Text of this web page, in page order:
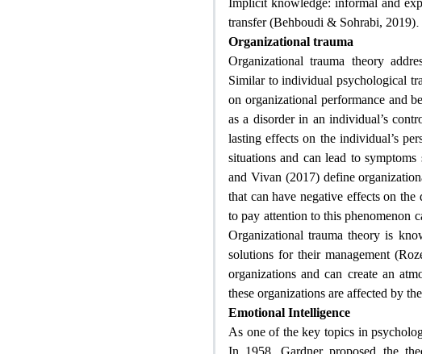
transfer (Behboudi & Sohrabi, 2019).
Organizational trauma
Organizational trauma theory
Similar to individual psychological
on organizational performance and
as a disorder in an individual’s
lasting effects on the individual’s
situations and can lead to
and Vivan (2017) define
that can have negative effects on
to pay attention to this phenomenon
Organizational trauma theory is
solutions for their management
organizations and can create an
these organizations are affected by
Emotional Intelligence
As one of the key topics in
In 1958, Gardner proposed the